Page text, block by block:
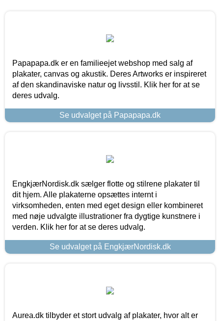
Papapapa.dk er en familieejet webshop med salg af
plakater, canvas og akustik. Deres Artworks er inspireret
af den skandinaviske natur og livsstil. Klik her for at se
deres udvalg.
Se udvalget på Papapapa.dk
EngkjærNordisk.dk sælger flotte og stilrene plakater til
dit hjem. Alle plakaterne opsættes internt i
virksomheden, enten med eget design eller kombineret
med nøje udvalgte illustrationer fra dygtige kunstnere i
verden. Klik her for at se deres udvalg.
Se udvalget på EngkjærNordisk.dk
Aurea.dk tilbyder et stort udvalg af plakater, hvor alt er